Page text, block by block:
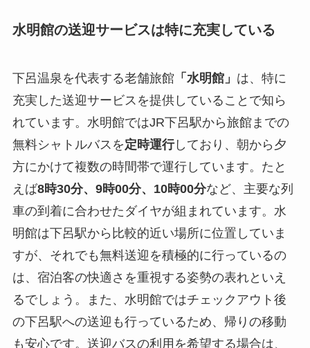
水明館の送迎サービスは特に充実している
下呂温泉を代表する老舗旅館「水明館」 は、特に
充実した送迎サービスを提供していることで知ら
れています。水明館ではJR下呂駅から旅館までの
無料シャトルバスを定時運行しており、朝から夕
方にかけて複数の時間帯で運行しています。たと
えば8時30分、9時00分、10時00分など、主要な列
車の到着に合わせたダイヤが組まれています。水
明館は下呂駅から比較的近い場所に位置していま
すが、それでも無料送迎を積極的に行っているの
は、宿泊客の快適さを重視する姿勢の表れといえ
るでしょう。また、水明館ではチェックアウト後
の下呂駅への送迎も行っているため、帰りの移動
も安心です。送迎バスの利用を希望する場合は、